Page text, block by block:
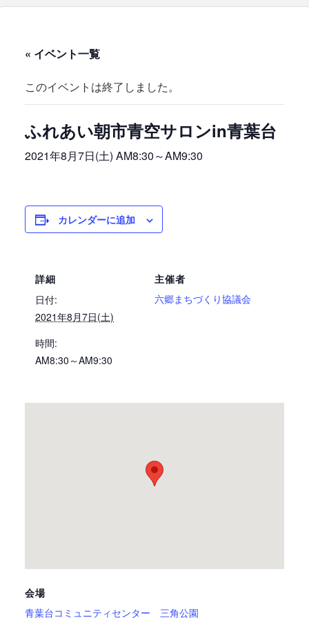
« イベント一覧
このイベントは終了しました。
ふれあい朝市青空サロンin青葉台
2021年8月7日(土) AM8:30～AM9:30
カレンダーに追加
詳細
日付:
2021年8月7日(土)
時間:
AM8:30～AM9:30
主催者
六郷まちづくり協議会
会場
青葉台コミュニティセンター 三角公園